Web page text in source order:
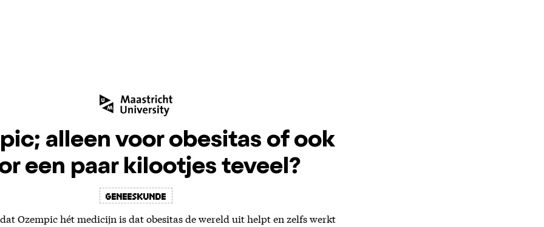
alleen voor obesitas of ook
een paar kilootjes teveel?
Geneeskunde
dat Ozempic hét medicijn is dat obesitas de wereld uit helpt en zelfs werkt